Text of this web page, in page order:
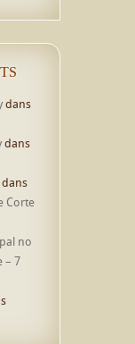
dans
dans
dans
Corte
no
– 7